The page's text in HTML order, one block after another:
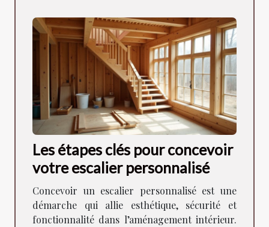
Les étapes clés pour concevoir
votre escalier personnalisé
Concevoir un escalier personnalisé est une
démarche qui allie esthétique, sécurité et
fonctionnalité dans l’aménagement intérieur.